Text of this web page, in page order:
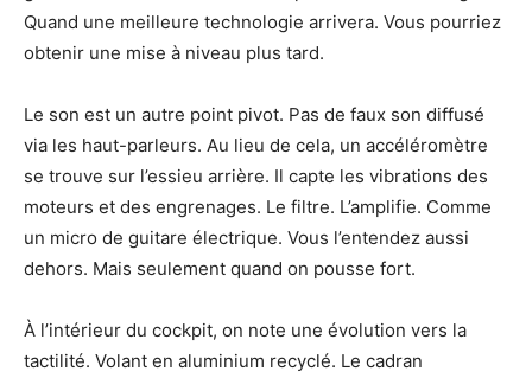
Quand une meilleure technologie arrivera. Vous pourriez
obtenir une mise à niveau plus tard.
Le son est un autre point pivot. Pas de faux son diffusé
via les haut-parleurs. Au lieu de cela, un accéléromètre
se trouve sur l’essieu arrière. Il capte les vibrations des
moteurs et des engrenages. Le filtre. L’amplifie. Comme
un micro de guitare électrique. Vous l’entendez aussi
dehors. Mais seulement quand on pousse fort.
À l’intérieur du cockpit, on note une évolution vers la
tactilité. Volant en aluminium recyclé. Le cadran